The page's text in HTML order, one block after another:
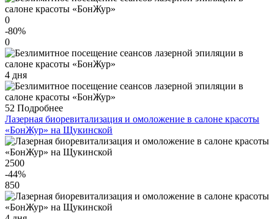
0
-80%
0
4 дня
52 Подробнее
Лазерная биоревитализация и омоложение в салоне красоты
«БонЖур» на Щукинской
2500
-44%
850